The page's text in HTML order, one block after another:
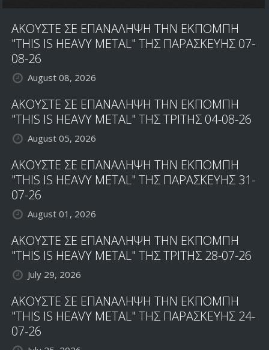
ΑΚΟΥΣΤΕ ΣΕ ΕΠΑΝΑΛΗΨΗ ΤΗΝ ΕΚΠΟΜΠΗ
"THIS IS HEAVY METAL" ΤΗΣ ΠΑΡΑΣΚΕΥΗΣ 07-
08-26
August 08, 2026
ΑΚΟΥΣΤΕ ΣΕ ΕΠΑΝΑΛΗΨΗ ΤΗΝ ΕΚΠΟΜΠΗ
"THIS IS HEAVY METAL" ΤΗΣ ΤΡΙΤΗΣ 04-08-26
August 05, 2026
ΑΚΟΥΣΤΕ ΣΕ ΕΠΑΝΑΛΗΨΗ ΤΗΝ ΕΚΠΟΜΠΗ
"THIS IS HEAVY METAL" ΤΗΣ ΠΑΡΑΣΚΕΥΗΣ 31-
07-26
August 01, 2026
ΑΚΟΥΣΤΕ ΣΕ ΕΠΑΝΑΛΗΨΗ ΤΗΝ ΕΚΠΟΜΠΗ
"THIS IS HEAVY METAL" ΤΗΣ ΤΡΙΤΗΣ 28-07-26
July 29, 2026
ΑΚΟΥΣΤΕ ΣΕ ΕΠΑΝΑΛΗΨΗ ΤΗΝ ΕΚΠΟΜΠΗ
"THIS IS HEAVY METAL" ΤΗΣ ΠΑΡΑΣΚΕΥΗΣ 24-
07-26